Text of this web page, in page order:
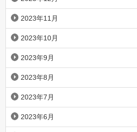
2023年11月
2023年10月
2023年9月
2023年8月
2023年7月
2023年6月